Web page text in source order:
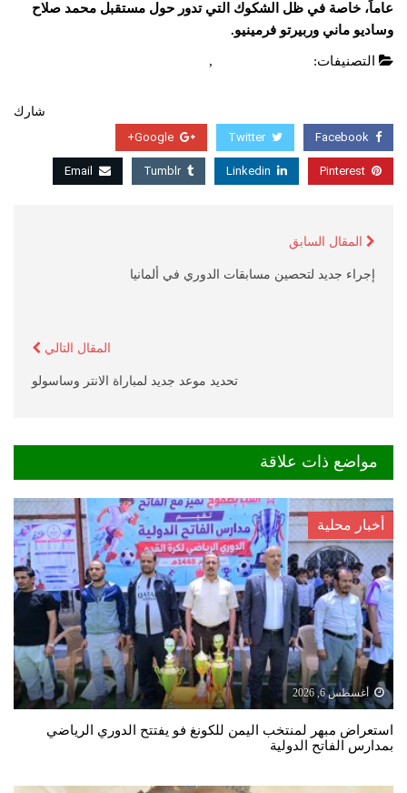
عاماً، خاصة في ظل الشكوك التي تدور حول مستقبل محمد صلاح
وساديو ماني وربيرتو فرمينيو.
التصنيفات: ,
شارك
Facebook
Twitter
Google+
Pinterest
Linkedin
Tumblr
Email
المقال السابق
إجراء جديد لتحصين مسابقات الدوري في ألمانيا
المقال التالي
تحديد موعد جديد لمباراة الانتر وساسولو
مواضع ذات علاقة
أخبار محلية
أغسطس 6, 2026
استعراض مبهر لمنتخب اليمن للكونغ فو يفتتح الدوري الرياضي
بمدارس الفاتح الدولية